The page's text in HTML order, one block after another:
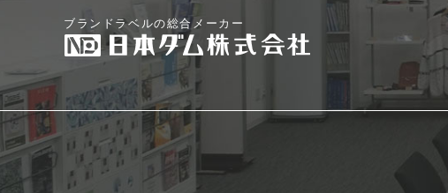
ブランドラベルの総合メーカー